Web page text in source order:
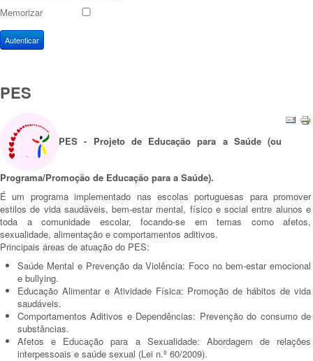
Memorizar
Autenticar
PES
PES - Projeto de Educação para a Saúde (ou
Programa/Promoção de Educação para a Saúde).
É um programa implementado nas escolas portuguesas para promover
estilos de vida saudáveis, bem-estar mental, físico e social entre alunos e
toda a comunidade escolar, focando-se em temas como afetos,
sexualidade, alimentação e comportamentos aditivos.
Principais áreas de atuação do PES:
Saúde Mental e Prevenção da Violência: Foco no bem-estar emocional
e bullying.
Educação Alimentar e Atividade Física: Promoção de hábitos de vida
saudáveis.
Comportamentos Aditivos e Dependências: Prevenção do consumo de
substâncias.
Afetos e Educação para a Sexualidade: Abordagem de relações
interpessoais e saúde sexual (Lei n.º 60/2009).